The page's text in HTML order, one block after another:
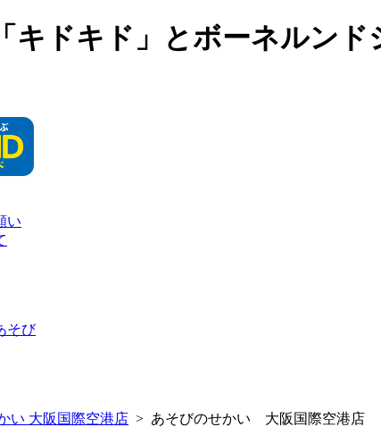
キドキド」とボーネルン
い
そび
い 大阪国際空港店 > あそびのせかい 大阪国際空港店